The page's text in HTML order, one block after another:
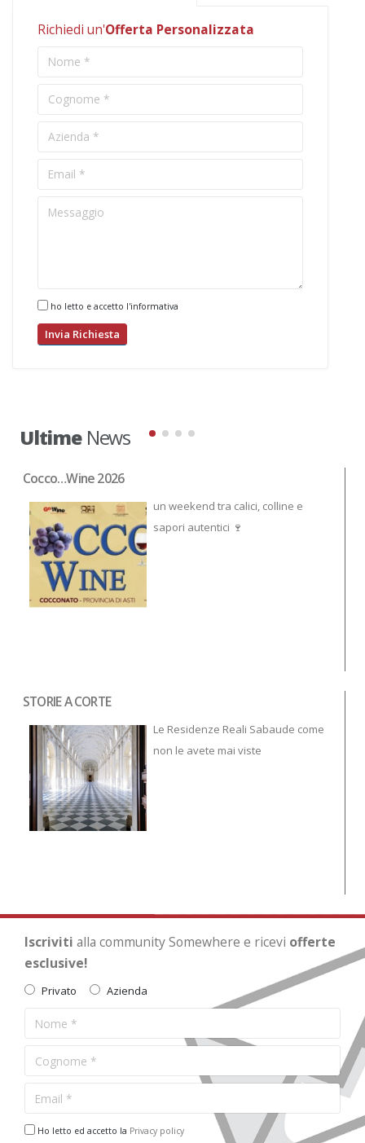
Richiedi un'Offerta Personalizzata
ho letto e accetto l'informativa
UltimeNews
Cocco…Wine 2026
un weekend tra calici, colline e
sapori autentici 🍷
STORIE A CORTE
Le Residenze Reali Sabaude come
non le avete mai viste
Iscriviti alla community Somewhere e ricevi offerte
esclusive!
Privato Azienda
Ho letto ed accetto la Privacy policy